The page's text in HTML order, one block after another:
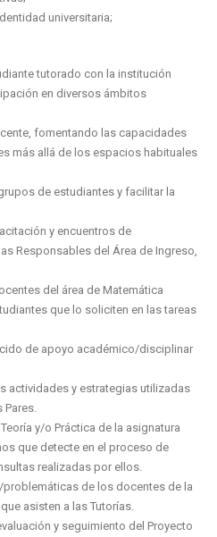
universitaria;
tutorado con la institución
en diversos ámbitos
fomentando las capacidades
más allá de los espacios habituales
de estudiantes y facilitar la
y encuentros de
Responsables del Área de Ingreso,
del área de Matemática
que lo soliciten en las tareas
de apoyo académico/disciplinar
actividades y estrategias utilizadas
y/o Práctica de la asignatura
que detecte en el proceso de
realizadas por ellos.
de los docentes de la
asisten a las Tutorías.
y seguimiento del Proyecto